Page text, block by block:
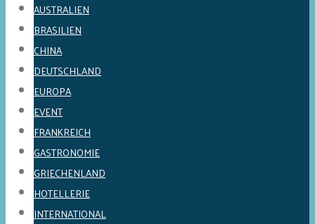
AUSTRALIEN
BRASILIEN
CHINA
DEUTSCHLAND
EUROPA
EVENT
FRANKREICH
GASTRONOMIE
GRIECHENLAND
HOTELLERIE
INTERNATIONAL